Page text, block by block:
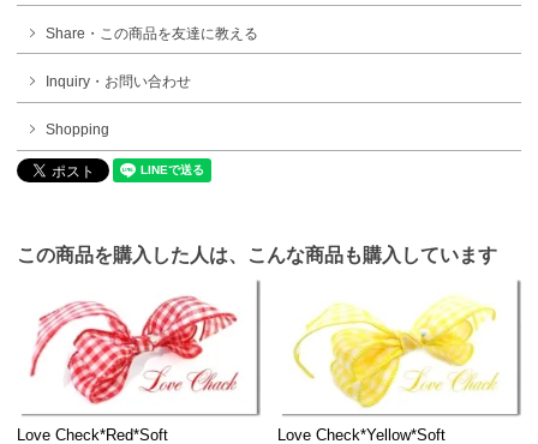
Share・この商品を友達に教える
Inquiry・お問い合わせ
Shopping
この商品を購入した人は、こんな商品も購入しています
Love Check*Red*Soft Love Check*Yellow*Soft